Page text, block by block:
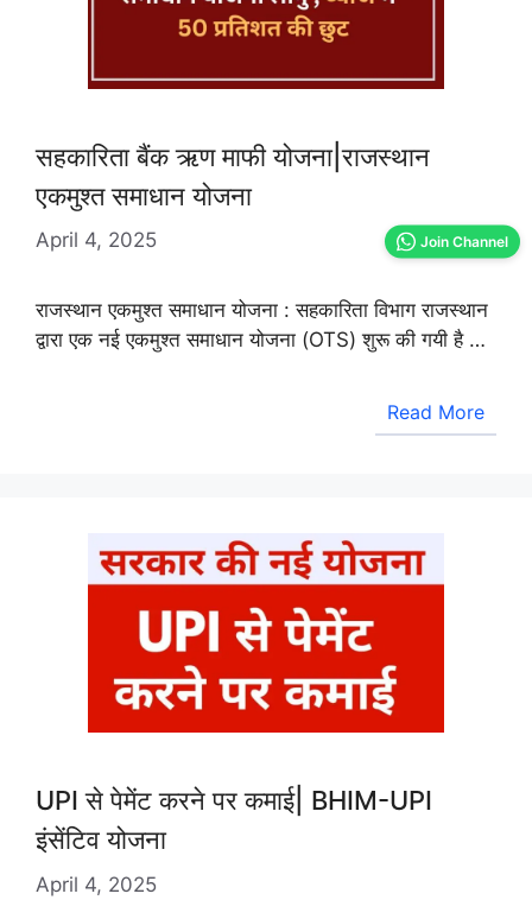
सहकारिता बैंक ऋण माफी योजना|राजस्थान
एकमुश्‍त समाधान योजना
April 4, 2025
राजस्थान एकमुश्‍त समाधान योजना : सहकारिता विभाग राजस्थान
द्वारा एक नई एकमुश्‍त समाधान योजना (OTS) शुरू की गयी है …
Read More
UPI से पेमेंट करने पर कमाई| BHIM-UPI
इंसेंटिव योजना
April 4, 2025
Join Channel